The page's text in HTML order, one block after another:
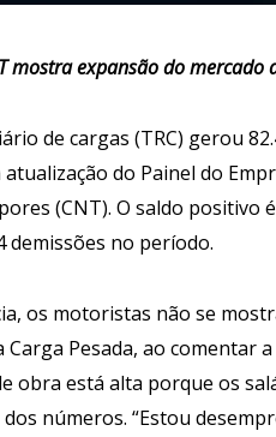
mostra expansão do
de cargas (TRC) gerou
do Painel do
(CNT). O saldo positivo
demissões no período.
os motoristas não se
Carga Pesada, ao comentar
obra está alta porque os
números. “Estou